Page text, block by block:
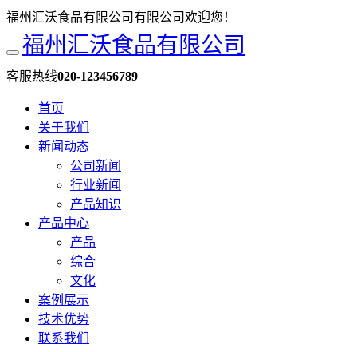
福州汇沃食品有限公司有限公司欢迎您！
福州汇沃食品有限公司
客服热线020-123456789
首页
关于我们
新闻动态
公司新闻
行业新闻
产品知识
产品中心
产品
综合
文化
案例展示
技术优势
联系我们